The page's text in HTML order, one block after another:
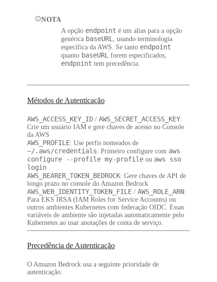
NOTA
A opção endpoint é um alias para a opção
genérica baseURL, usando terminologia
específica da AWS. Se tanto endpoint
quanto baseURL forem especificados,
endpoint tem precedência.
Métodos de Autenticação
AWS_ACCESS_KEY_ID / AWS_SECRET_ACCESS_KEY:
Crie um usuário IAM e gere chaves de acesso no Console
da AWS
AWS_PROFILE: Use perfis nomeados de
~/.aws/credentials . Primeiro configure com aws
configure --profile my-profile ou aws sso
login
AWS_BEARER_TOKEN_BEDROCK: Gere chaves de API de
longo prazo no console do Amazon Bedrock
AWS_WEB_IDENTITY_TOKEN_FILE / AWS_ROLE_ARN:
Para EKS IRSA (IAM Roles for Service Accounts) ou
outros ambientes Kubernetes com federação OIDC. Essas
variáveis de ambiente são injetadas automaticamente pelo
Kubernetes ao usar anotações de conta de serviço.
Precedência de Autenticação
O Amazon Bedrock usa a seguinte prioridade de
autenticação: